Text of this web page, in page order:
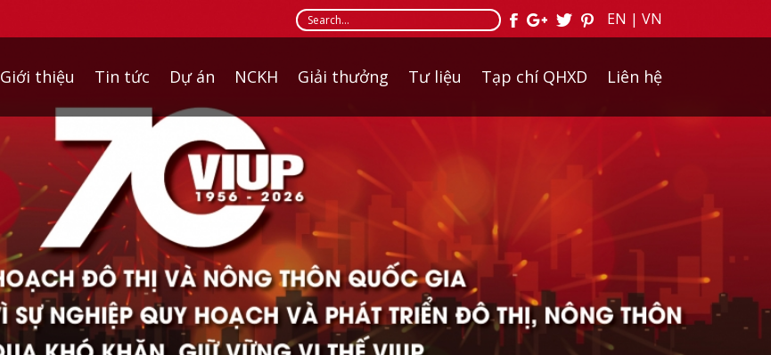
EN | VN
Giới thiệu Tin tức Dự án NCKH Giải thưởng Tư liệu Tạp chí QHXD Liên hệ